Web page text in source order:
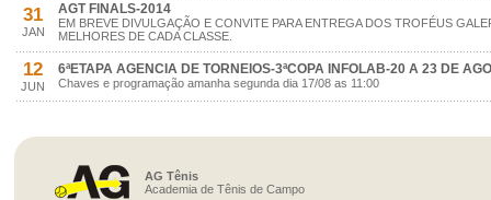
31
JAN
AGT FINALS-2014
EM BREVE DIVULGAÇÃO E CONVITE PARA ENTREGA DOS TROFÉUS
MELHORES DE CADA CLASSE.
12
JUN
6ªETAPA AGENCIA DE TORNEIOS-3ªCOPA INFOLAB-20 A 23 DE
Chaves e programação amanha segunda dia 17/08 as 11:00
AG Tênis
Academia de Tênis de Campo